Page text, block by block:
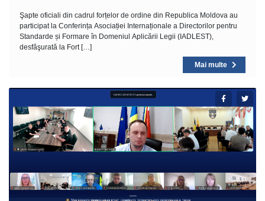
Şapte oficiali din cadrul forțelor de ordine din Republica Moldova au
participat la Conferința Asociației Internaționale a Directorilor pentru
Standarde și Formare în Domeniul Aplicării Legii (IADLEST),
desfăşurată la Fort […]
Mai multe